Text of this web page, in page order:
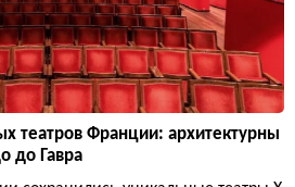
театров Франции: архитектурны
до Гавра